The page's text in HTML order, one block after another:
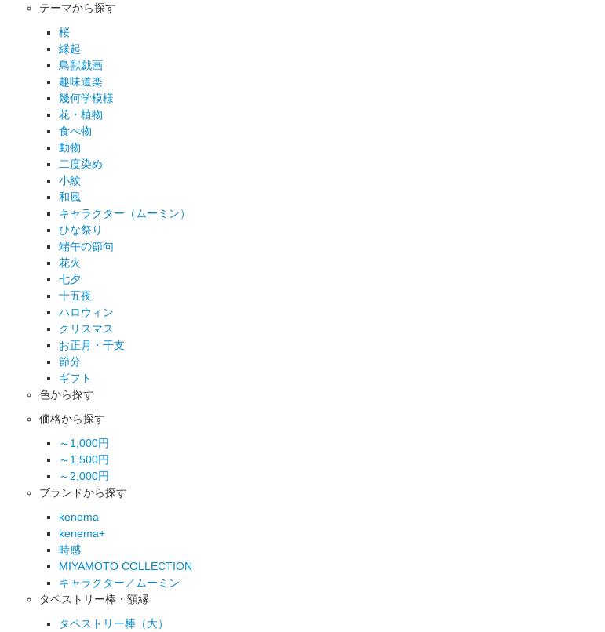
テーマから探す
桜
縁起
鳥獣戯画
趣味道楽
幾何学模様
花・植物
食べ物
動物
二度染め
小紋
和風
キャラクター（ムーミン）
ひな祭り
端午の節句
花火
七夕
十五夜
ハロウィン
クリスマス
お正月・干支
節分
ギフト
色から探す
価格から探す
～1,000円
～1,500円
～2,000円
ブランドから探す
kenema
kenema+
時感
MIYAMOTO COLLECTION
キャラクター／ムーミン
タペストリー棒・額縁
タペストリー棒（大）